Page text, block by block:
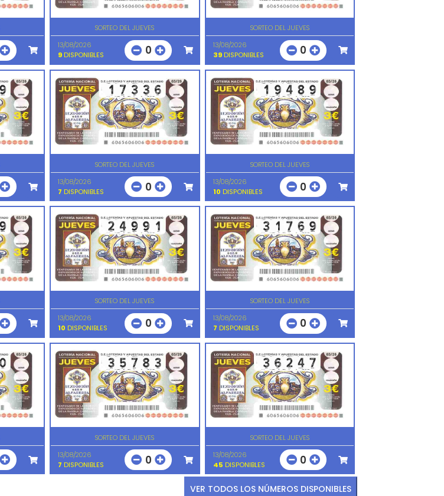
SORTEO DEL JUEVES
13/08/2026
9 DISPONIBLES 0
SORTEO DEL JUEVES
13/08/2026
39DISPONIBLES 0
SORTEO DEL JUEVES
13/08/2026
7 DISPONIBLES 0
SORTEO DEL JUEVES
13/08/2026
10 DISPONIBLES 0
SORTEO DEL JUEVES
13/08/2026
10 DISPONIBLES 0
SORTEO DEL JUEVES
13/08/2026
7 DISPONIBLES 0
SORTEO DEL JUEVES
13/08/2026
7 DISPONIBLES 0
SORTEO DEL JUEVES
13/08/2026
45 DISPONIBLES 0
VER TODOS LOS NÚMEROS DISPONIBLES